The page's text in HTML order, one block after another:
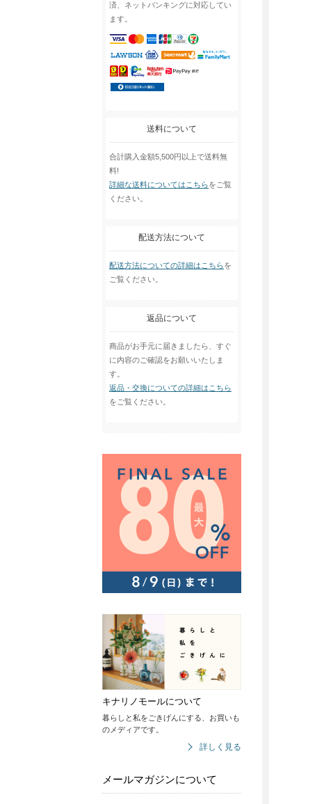
済、ネットバンキングに対応してい
ます。
送料について
合計購入金額5,500円以上で送料無
料!
詳細な送料についてはこちらをご覧
ください。
配送方法について
配送方法についての詳細はこちらを
ご覧ください。
返品について
商品がお手元に届きましたら、すぐ
に内容のご確認をお願いいたしま
す。
返品・交換についての詳細はこちら
をご覧ください。
キナリノモールについて
暮らしと私をごきげんにする、お買いも
のメディアです。
詳しく見る
メールマガジンについて